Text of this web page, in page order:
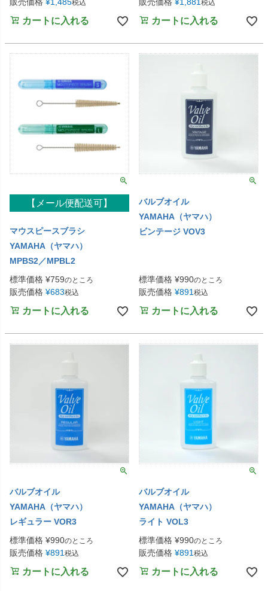
販売価格 ¥1,485税込
カートに入れる
販売価格 ¥1,881税込
カートに入れる
【メール便配送可】
マウスピースブラシ
YAMAHA（ヤマハ）
MPBS2／MPBL2
標準価格 ¥759のところ
販売価格 ¥683税込
カートに入れる
バルブオイル
YAMAHA（ヤマハ）
ビンテージ VOV3
標準価格 ¥990のところ
販売価格 ¥891税込
カートに入れる
バルブオイル
YAMAHA（ヤマハ）
レギュラー VOR3
標準価格 ¥990のところ
販売価格 ¥891税込
カートに入れる
バルブオイル
YAMAHA（ヤマハ）
ライト VOL3
標準価格 ¥990のところ
販売価格 ¥891税込
カートに入れる